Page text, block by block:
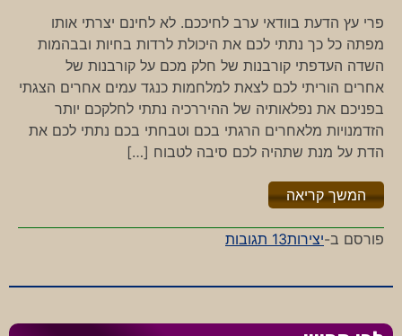
פרי עץ הדעת בוודאי ערב לחיככם. לא לחינם יצרתי אותו
מפתה כל כך נתתי לכם את היכולת לרדות בחיות ובבהמות
השדה העדפתי קורבנות של חלק מכם על קורבנות של
אחרים הוריתי לכם לצאת למלחמות כנגד עמים אחרים הצגתי
בפניכם את נפלאותיה של ההיררכיה נתתי לחלקכם יותר
הזדמנויות מלאחרים הרגתי בכם וטבחתי בכם נתתי לכם את
הדת על מנת שתהיה לכם סיבה לטבוח […]
המשך קריאה"%s"
פורסם ב-יצירות13 תגובות
על
לכם
הדת